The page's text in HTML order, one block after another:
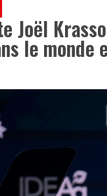
Joël
le monde